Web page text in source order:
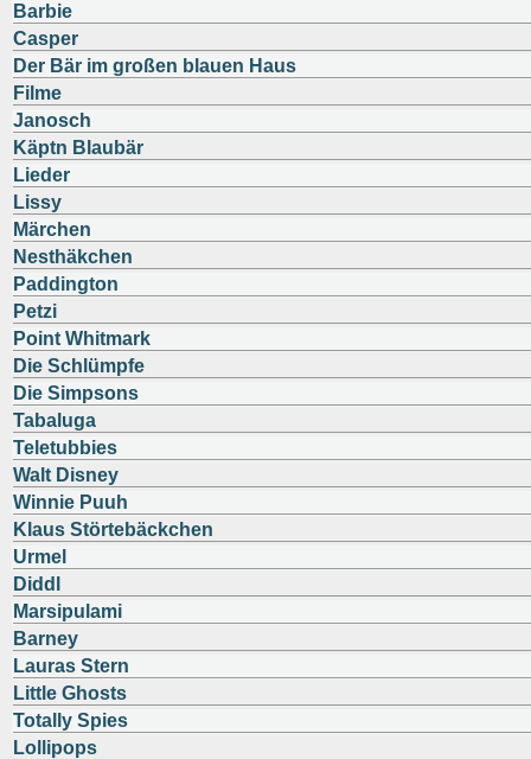
Barbie
Casper
Der Bär im großen blauen Haus
Filme
Janosch
Käptn Blaubär
Lieder
Lissy
Märchen
Nesthäkchen
Paddington
Petzi
Point Whitmark
Die Schlümpfe
Die Simpsons
Tabaluga
Teletubbies
Walt Disney
Winnie Puuh
Klaus Störtebäckchen
Urmel
Diddl
Marsipulami
Barney
Lauras Stern
Little Ghosts
Totally Spies
Lollipops